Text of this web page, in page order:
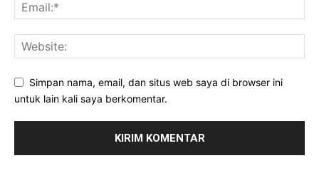
Simpan nama, email, dan situs web saya di browser ini
untuk lain kali saya berkomentar.